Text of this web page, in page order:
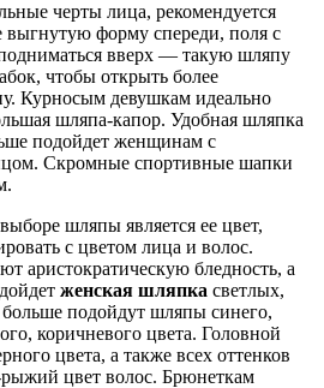
черты лица, рекомендуется
форму спереди, поля с
вверх — такую шляпу
чтобы открыть более
Курносым девушкам идеально
шляпа-капор. Удобная шляпка
подойдет женщинам с
Скромные спортивные шапки
шляпы является ее цвет,
с цветом лица и волос.
аристократическую бледность, а
женская шляпка светлых,
подойдут шляпы синего,
коричневого цвета. Головной
цвета, а также всех оттенков
рыжий цвет волос. Брюнеткам